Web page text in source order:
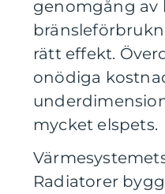
genomgång av
rätt effekt.
onödiga
mycket elspets.
Radiatorer